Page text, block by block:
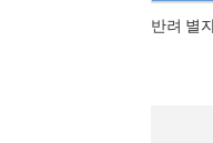
반려 별